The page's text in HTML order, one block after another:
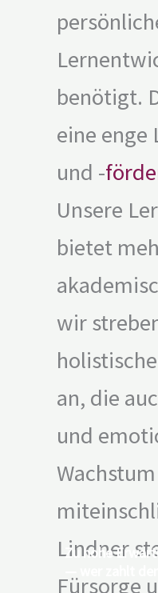
benötigt.
eine enge
und -
Unsere
bietet
wir
holistische
an, die
und
Wachstum
Lindner
Fürsorge
Zu hohe